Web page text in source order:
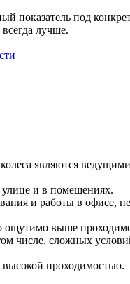
показатель под
лучше.
являются
улице и в помещениях.
и работы в офисе,
ощутимо выше
числе, сложных
высокой проходимостью.